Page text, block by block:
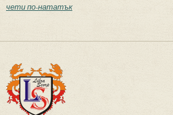
чети по-нататък